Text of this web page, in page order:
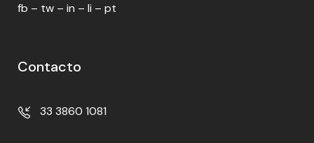
fb – tw – in – li – pt
Contacto
33 3860 1081